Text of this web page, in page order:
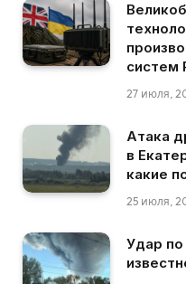
систем
27 июля,
Атака
в
какие
25 июля,
Удар по